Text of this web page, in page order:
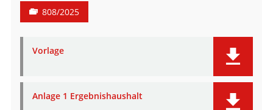
808/2025
Vorlage
Anlage 1 Ergebnishaushalt